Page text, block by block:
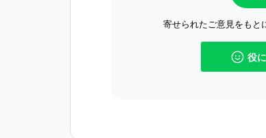
寄せられたご意見をもと
役